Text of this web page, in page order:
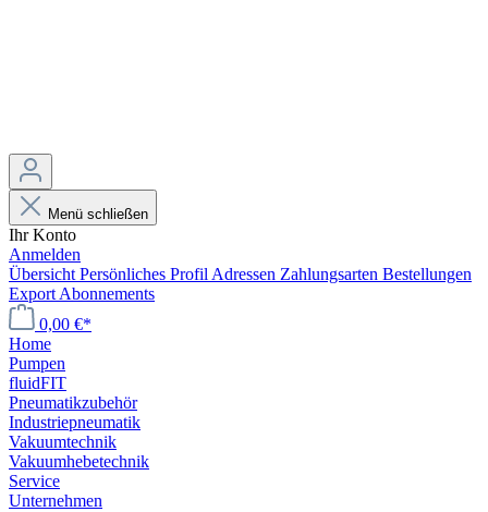
Menü schließen
Ihr Konto
Anmelden
Übersicht Persönliches Profil Adressen Zahlungsarten Bestellungen
Export Abonnements
0,00 €*
Home
Pumpen
fluidFIT
Pneumatikzubehör
Industriepneumatik
Vakuumtechnik
Vakuumhebetechnik
Service
Unternehmen